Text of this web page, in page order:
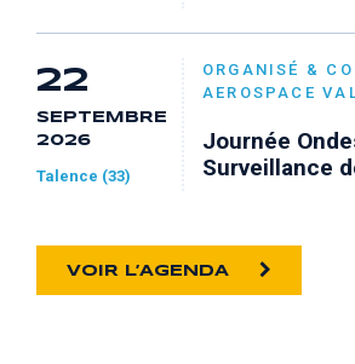
22
SEPTEMBRE
2026
Talence (33)
ORGANISÉ &
AEROSPACE
Journée
Surveillance
VOIR L’AGENDA